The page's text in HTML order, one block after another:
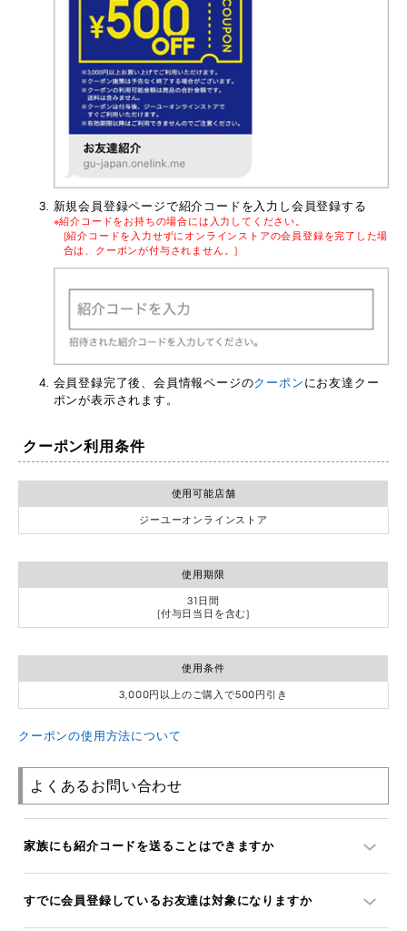
新規会員登録ページで紹介コードを入力し会員登録する
紹介コードをお持ちの場合には入力してください。
(紹介コードを入力せずにオンラインストアの会員登録を完了した場
合は、クーポンが付与されません。)
会員登録完了後、会員情報ページのクーポン にお友達クー
ポンが表示されます。
クーポン利用条件
使用可能店舗
ジーユーオンラインストア
使用期限
31日間
(付与日当日を含む)
使用条件
3,000円以上のご購入で500円引き
クーポンの使用方法について
よくあるお問い合わせ
家族にも紹介コードを送ることはできますか
すでに会員登録しているお友達は対象になりますか